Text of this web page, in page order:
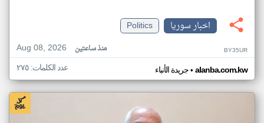
اخبار سوريا
Politics
Aug 08, 2026
منذ ساعتين BY35UR
جريدة الأنباء• alanba.com.kw عدد الكلمات: ٢٧٥